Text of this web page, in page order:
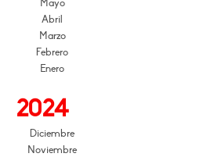
Mayo
Abril
Marzo
Febrero
Enero
2024
Diciembre
Noviembre